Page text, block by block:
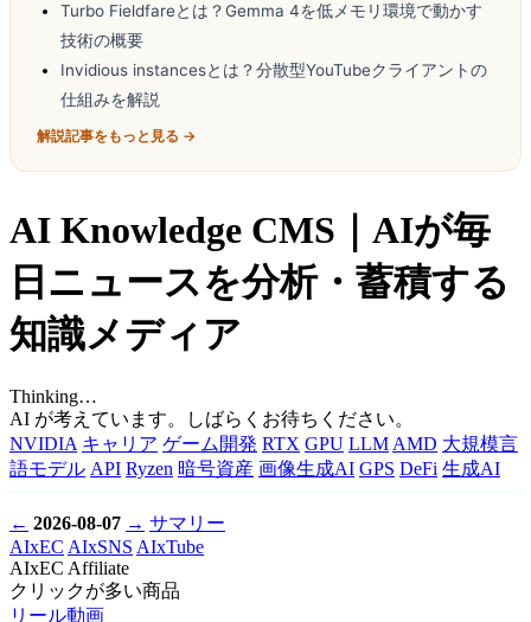
Turbo Fieldfareとは？Gemma 4を低メモリ環境で動かす
技術の概要
Invidious instancesとは？分散型YouTubeクライアントの
仕組みを解説
解説記事をもっと見る →
AI Knowledge CMS｜AIが毎
日ニュースを分析・蓄積する
知識メディア
Thinking…
AI が考えています。しばらくお待ちください。
NVIDIA キャリア ゲーム開発 RTX GPU LLMAMD 大規模言
語モデル API Ryzen 暗号資産 画像生成AI GPS DeFi 生成AI
← 2026-08-07 → サマリー
AIxEC AIxSNS AIxTube
AIxEC Affiliate
クリックが多い商品
リール動画